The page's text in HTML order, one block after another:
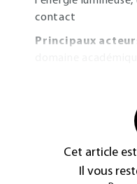
contact
Principaux
Cet article
Il vous